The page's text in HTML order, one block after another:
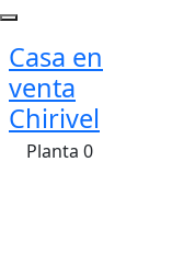
Casa en
venta
Chirivel
Planta 0